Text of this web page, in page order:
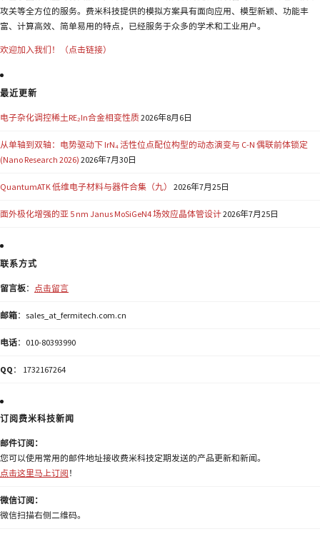
攻关等全方位的服务。费米科技提供的模拟方案具有面向应用、模型新颖、功能丰
富、计算高效、简单易用的特点，已经服务于众多的学术和工业用户。
欢迎加入我们！（点击链接）
最近更新
电子杂化调控稀土RE₂In合金相变性质2026年8月6日
从单轴到双轴：电势驱动下 IrN₄ 活性位点配位构型的动态演变与 C-N 偶联前体锁定
(Nano Research 2026) 2026年7月30日
QuantumATK 低维电子材料与器件合集（九） 2026年7月25日
面外极化增强的亚 5 nm Janus MoSiGeN4 场效应晶体管设计2026年7月25日
联系方式
留言板： 点击留言
邮箱：sales_at_fermitech.com.cn
电话：010-80393990
QQ ： 1732167264
订阅费米科技新闻
邮件订阅：
您可以使用常用的邮件地址接收费米科技定期发送的产品更新和新闻。
点击这里马上订阅 ！
微信订阅：
微信扫描右侧二维码。